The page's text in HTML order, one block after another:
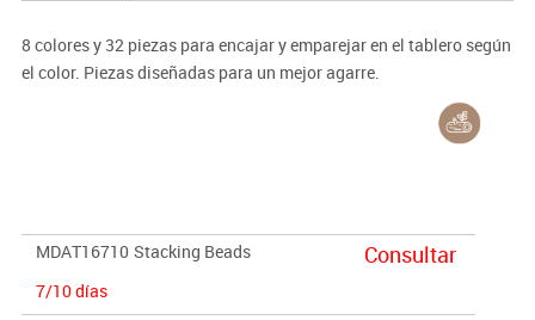
8 colores y 32 piezas para encajar y emparejar en el tablero según
el color. Piezas diseñadas para un mejor agarre.
MDAT16710 Stacking Beads
7/10 días
Consultar